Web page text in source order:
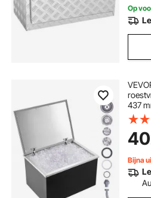
Op
437
met
Bijna